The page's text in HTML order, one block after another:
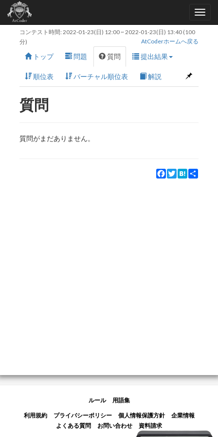
コンテスト時間: 2022-01-23(日) 12:00~ 2022-01-23(日) 13:40 (100
分)
AtCoderホームへ戻る
トップ 問題 質問 提出結果
順位表 バーチャル順位表 解説
質問
質問がまだありません。
Facebook
Twitter
Hatena
ルール 用語集
利用規約 プライバシーポリシー 個人情報保護方針
企業情報
よくある質問
お問い合わせ 資料請求